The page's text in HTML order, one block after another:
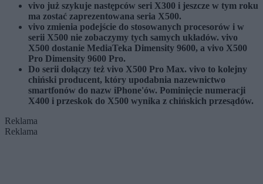
vivo już szykuje następców seri X300 i jeszcze w tym roku
ma zostać zaprezentowana seria X500.
vivo zmienia podejście do stosowanych procesorów i w
serii X500 nie zobaczymy tych samych układów. vivo
X500 dostanie MediaTeka Dimensity 9600, a vivo X500
Pro Dimensity 9600 Pro.
Do serii dołączy też vivo X500 Pro Max. vivo to kolejny
chiński producent, który upodabnia nazewnictwo
smartfonów do nazw iPhone'ów. Pominięcie numeracji
X400 i przeskok do X500 wynika z chińskich przesądów.
Reklama
Reklama